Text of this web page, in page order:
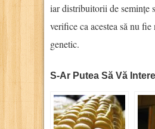
iar distribuitorii de semințe
verifice ca acestea să nu
genetic.
S-Ar Putea Să Vă